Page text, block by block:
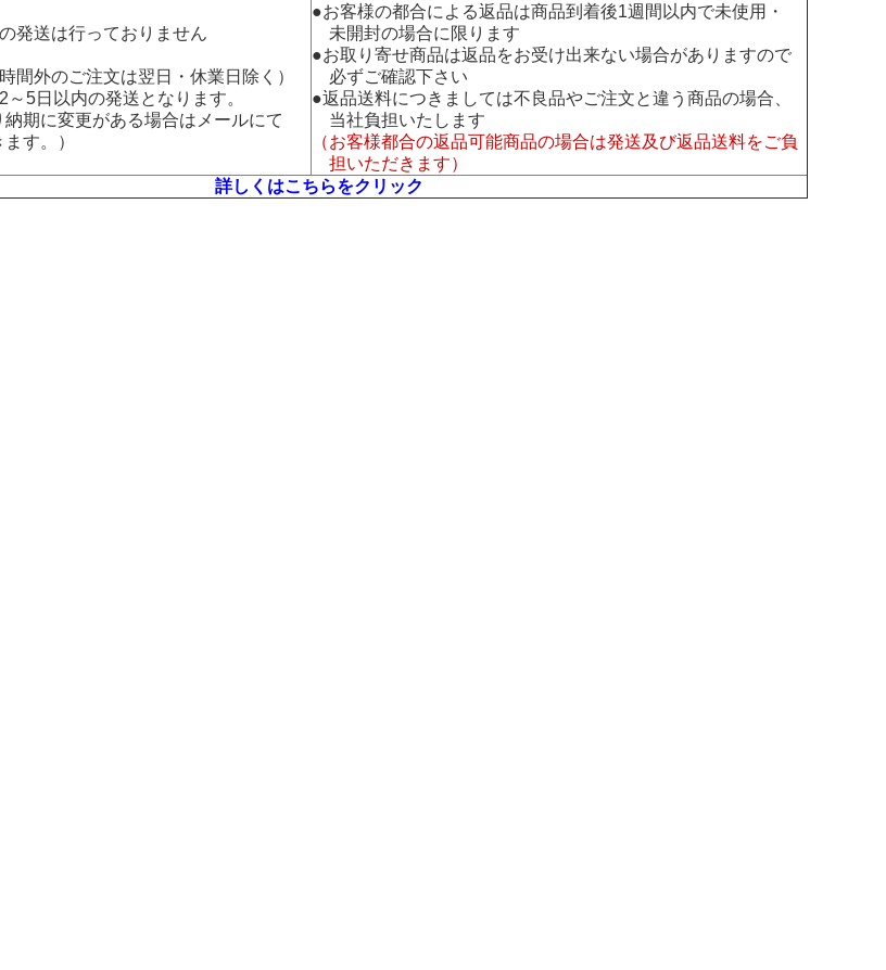
発送は行っておりません
間外のご注文は翌日・休業日除く）
5日以内の発送となります。
期に変更がある場合はメールにて
す。）
●お客様の都合による返品は商品到着後1週間以内で未使用・
未開封の場合に限ります
●お取り寄せ商品は返品をお受け出来ない場合がありますので
必ずご確認下さい
●返品送料につきましては不良品やご注文と違う商品の場合、
当社負担いたします
（お客様都合の返品可能商品の場合は発送及び返品送料をご負
担いただきます）
詳しくはこちらをクリック